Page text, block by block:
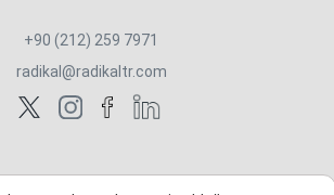
+90 (212) 259 7971
radikal@radikaltr.com